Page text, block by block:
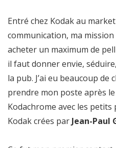
Entré chez Kodak au
communication, ma
acheter un maximum de
il faut donner envie,
la pub. J’ai eu beaucoup de
prendre mon poste après
Kodachrome avec les petits
Kodak crées par Jean-Paul